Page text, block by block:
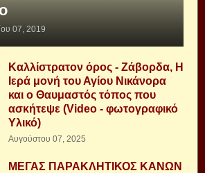
07, 2019
Καλλίστρατον όρος - Ζάβορδα, Η
Ιερά μονή του Αγίου Νικάνορα
και ο Θαυμαστός τόπος που
ασκήτεψε (Video - φωτογραφικό
Υλικό)
Αυγούστου 07, 2025
ΜΕΓΑΣ ΠΑΡΑΚΛΗΤΙΚΟΣ ΚΑΝΩΝ